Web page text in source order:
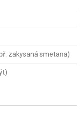
zakysaná smetana)